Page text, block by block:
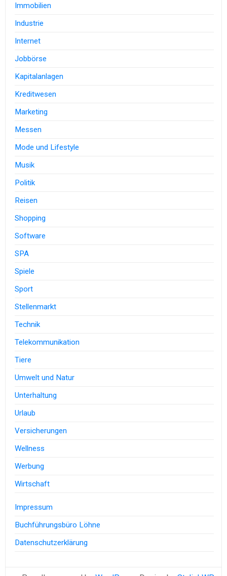
Immobilien
Industrie
Internet
Jobbörse
Kapitalanlagen
Kreditwesen
Marketing
Messen
Mode und Lifestyle
Musik
Politik
Reisen
Shopping
Software
SPA
Spiele
Sport
Stellenmarkt
Technik
Telekommunikation
Tiere
Umwelt und Natur
Unterhaltung
Urlaub
Versicherungen
Wellness
Werbung
Wirtschaft
Impressum
Buchführungsbüro Löhne
Datenschutzerklärung